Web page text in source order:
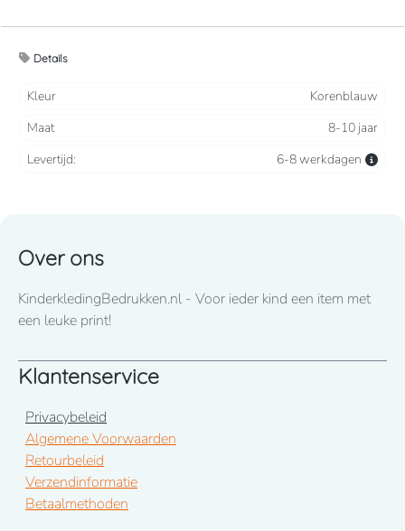
Biedt een optimaal comfort dankzij het elastische
Ritssluiting
Details
Kleur
Korenblauw
Maat
8-10 jaar
Levertijd:
6-8 werkdagen
Over ons
KinderkledingBedrukken.nl - Voor ieder kind een item met
een leuke print!
Klantenservice
Privacybeleid
Algemene Voorwaarden
Retourbeleid
Verzendinformatie
Betaalmethoden